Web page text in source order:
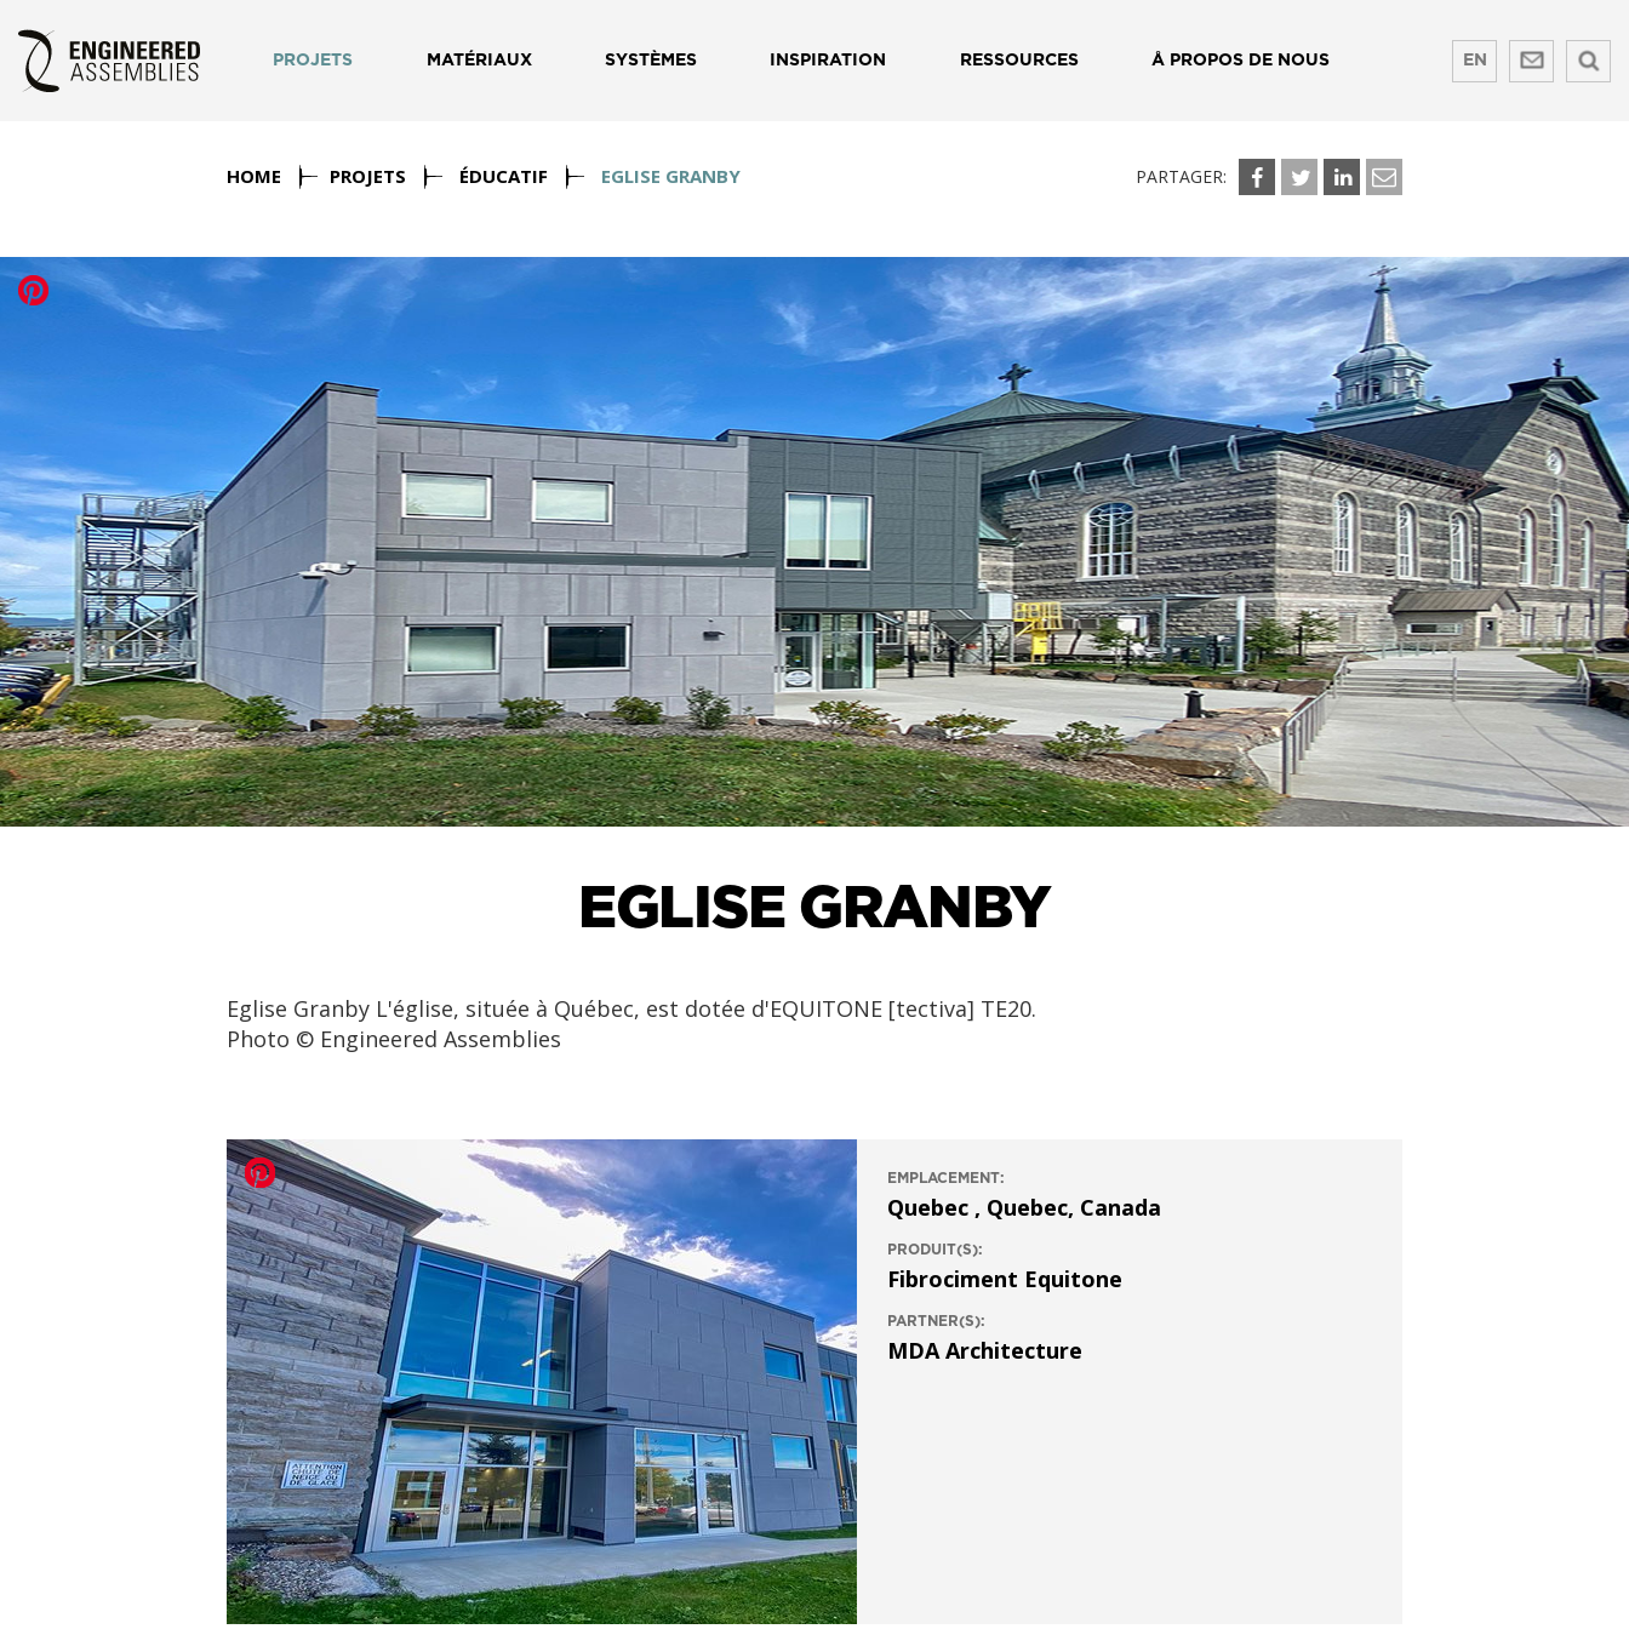
PROJETS MATÉRIAUX SYSTÈMES INSPIRATION RESSOURCES Å PROPOS DE NOUS EN
HOME PROJETS ÉDUCATIF EGLISE GRANBY PARTAGER:
EGLISE GRANBY
Eglise Granby L'église, située à Québec, est dotée d'EQUITONE [tectiva] TE20.
Photo © Engineered Assemblies
EMPLACEMENT:
Quebec , Quebec, Canada
PRODUIT(S):
Fibrociment Equitone
PARTNER(S):
MDA Architecture